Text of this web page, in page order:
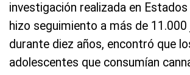
investigación realizada en Estados
hizo seguimiento a más de 11.000
durante diez años, encontró que
adolescentes que consumían